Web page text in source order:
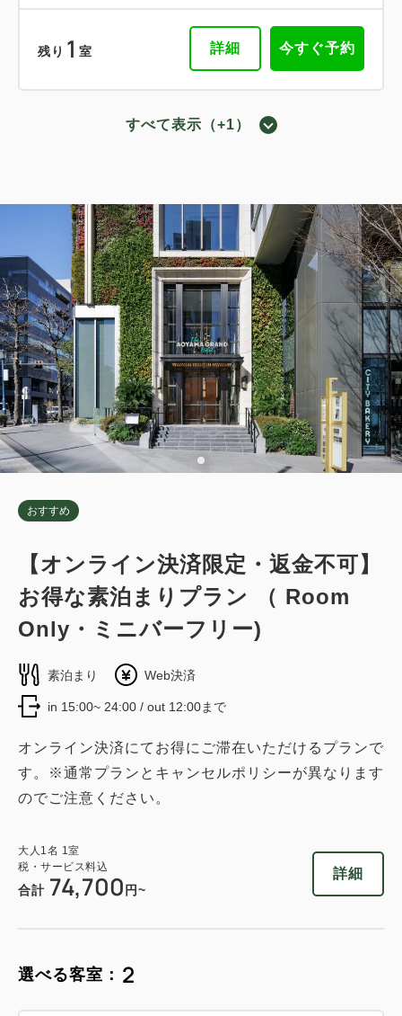
残り 1 室 詳細 今すぐ予約
大人1名1室
税・サービス料込
合計 113,200円
クイーンサイズ / 幅151-180cm×1
Wi-Fiあり（無料）
残り1室 詳細 今すぐ予約
すべて表示（+1）
おすすめ
【オンライン決済限定・返金不可】
お得な素泊まりプラン （ Room
Only・ミニバーフリー)
素泊まり Web決済
in 15:00~ 24:00 / out 12:00まで
オンライン決済にてお得にご滞在いただけるプランで
す。※通常プランとキャンセルポリシーが異なります
のでご注意ください。
大人 1名 1室
税・サービス料込
合計 74,700 円~
詳細
選べる客室： 2